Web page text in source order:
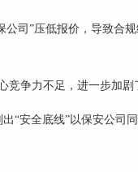
公司”压低报价，导致合
争力不足，进一步加剧
“安全底线”以保安公司